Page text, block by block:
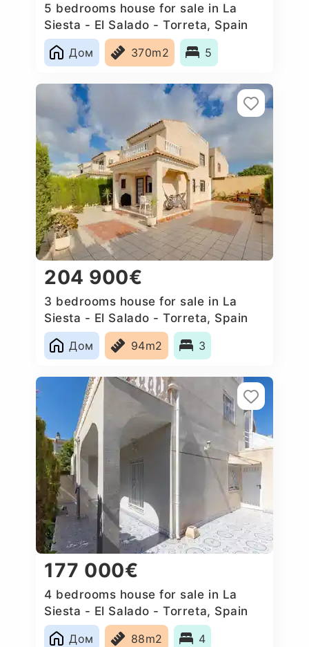
5 bedrooms house for sale in La
Siesta - El Salado - Torreta, Spain
Дом
370m2 5
204 900€
3 bedrooms house for sale in La
Siesta - El Salado - Torreta, Spain
Дом
94m2 3
177 000€
4 bedrooms house for sale in La
Siesta - El Salado - Torreta, Spain
Дом
88m2 4